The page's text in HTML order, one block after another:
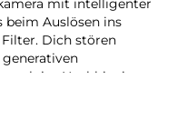
Auslösen ins
Dich stören
im Nachhinein
es dir vorgestellt hast –